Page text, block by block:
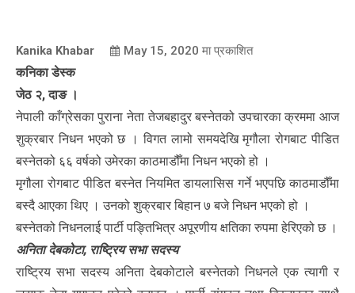
Kanika Khabar May 15, 2020 मा प्रकाशित
कनिका डेस्क
जेठ २, दाङ ।
नेपाली काँग्रेसका पुराना नेता तेजबहादुर बस्नेतको उपचारका क्रममा आज
शुक्रबार निधन भएको छ । विगत लामो समयदेखि मृगौला रोगबाट पीडित
बस्नेतको ६६ वर्षको उमेरका काठमाडौँमा निधन भएको हो ।
मृगौला रोगबाट पीडित बस्नेत नियमित डायलासिस गर्ने भएपछि काठमाडौँमा
बस्दै आएका थिए । उनको शुक्रबार बिहान ७ बजे निधन भएको हो ।
बस्नेतको निधनलाई पार्टी पङ्तिभित्र अपूरणीय क्षतिका रुपमा हेरिएको छ ।
अनिता देबकोटा, राष्ट्रिय सभा सदस्य
राष्ट्रिय सभा सदस्य अनिता देबकोटाले बस्नेतको निधनले एक त्यागी र